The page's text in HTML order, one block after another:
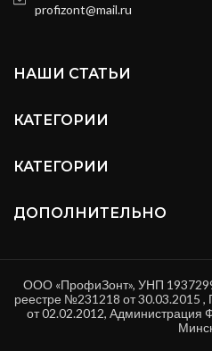
profizont@mail.ru
НАШИ СТАТЬИ
КАТЕГОРИИ
КАТЕГОРИИ
ДОПОЛНИТЕЛЬНО
ООО «ПрофиЗонт», УНП
реестре №231218 от 30.03.2015 ,
от 02.02.2012, Администрация